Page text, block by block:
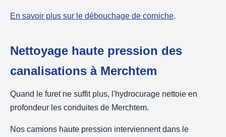
En savoir plus sur le débouchage de corniche.
Nettoyage haute pression des
canalisations à Merchtem
Quand le furet ne suffit plus, l'hydrocurage nettoie en
profondeur les conduites de Merchtem.
Nos camions haute pression interviennent dans le